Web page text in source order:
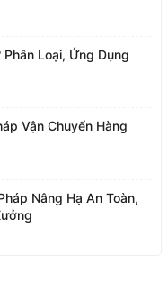
Loại, Ứng Dụng
Vận Chuyển Hàng
Nâng Hạ An Toàn,